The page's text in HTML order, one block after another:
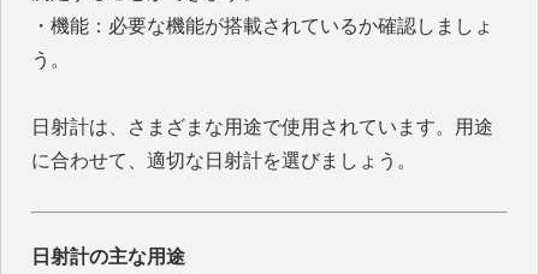
・機能：必要な機能が搭載されているか確認しましょ
う。
日射計は、さまざまな用途で使用されています。用途
に合わせて、適切な日射計を選びましょう。
日射計の主な用途